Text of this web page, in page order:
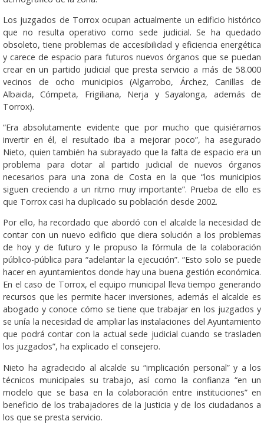
Los juzgados de Torrox ocupan actualmente un edificio histórico
que no resulta operativo como sede judicial. Se ha quedado
obsoleto, tiene problemas de accesibilidad y eficiencia energética
y carece de espacio para futuros nuevos órganos que se puedan
crear en un partido judicial que presta servicio a más de 58.000
vecinos de ocho municipios (Algarrobo, Árchez, Canillas de
Albaida, Cómpeta, Frigiliana, Nerja y Sayalonga, además de
Torrox).
“Era absolutamente evidente que por mucho que quisiéramos
invertir en él, el resultado iba a mejorar poco”, ha asegurado
Nieto, quien también ha subrayado que la falta de espacio era un
problema para dotar al partido judicial de nuevos órganos
necesarios para una zona de Costa en la que “los municipios
siguen creciendo a un ritmo muy importante”. Prueba de ello es
que Torrox casi ha duplicado su población desde 2002.
Por ello, ha recordado que abordó con el alcalde la necesidad de
contar con un nuevo edificio que diera solución a los problemas
de hoy y de futuro y le propuso la fórmula de la colaboración
público-pública para “adelantar la ejecución”. “Esto solo se puede
hacer en ayuntamientos donde hay una buena gestión económica.
En el caso de Torrox, el equipo municipal lleva tiempo generando
recursos que les permite hacer inversiones, además el alcalde es
abogado y conoce cómo se tiene que trabajar en los juzgados y
se unía la necesidad de ampliar las instalaciones del Ayuntamiento
que podrá contar con la actual sede judicial cuando se trasladen
los juzgados”, ha explicado el consejero.
Nieto ha agradecido al alcalde su “implicación personal” y a los
técnicos municipales su trabajo, así como la confianza “en un
modelo que se basa en la colaboración entre instituciones” en
beneficio de los trabajadores de la Justicia y de los ciudadanos a
los que se presta servicio.